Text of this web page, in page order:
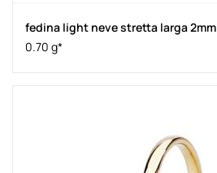
fedina light neve stretta larga 2mm
0.70 g*